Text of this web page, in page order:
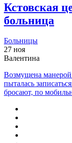
Кстовская
больница
Больницы
27 ноя
Валентина
Возмущена
пыталась
бросают, по